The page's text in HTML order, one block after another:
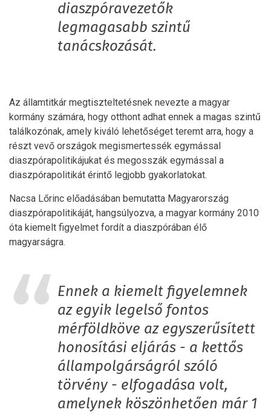
diaszpóravezetők
legmagasabb szintű
tanácskozását.
Az államtitkár megtiszteltetésnek nevezte a magyar
kormány számára, hogy otthont adhat ennek a magas szintű
találkozónak, amely kiváló lehetőséget teremt arra, hogy a
részt vevő országok megismertessék egymással
diaszpórapolitikájukat és megosszák egymással a
diaszpórapolitikát érintő legjobb gyakorlatokat.
Nacsa Lőrinc előadásában bemutatta Magyarország
diaszpórapolitikáját, hangsúlyozva, a magyar kormány 2010
óta kiemelt figyelmet fordít a diaszpórában élő
magyarságra.
Ennek a kiemelt figyelemnek
az egyik legelső fontos
mérföldköve az egyszerűsített
honosítási eljárás - a kettős
állampolgárságról szóló
törvény - elfogadása volt,
amelynek köszönhetően már 1